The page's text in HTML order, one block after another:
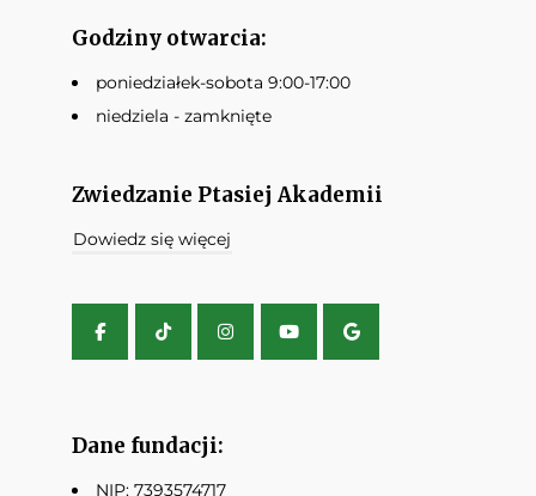
Godziny otwarcia:
poniedziałek-sobota 9:00-17:00
niedziela - zamknięte
Zwiedzanie Ptasiej Akademii
Dowiedz się więcej
Dane fundacji:
NIP: 7393574717